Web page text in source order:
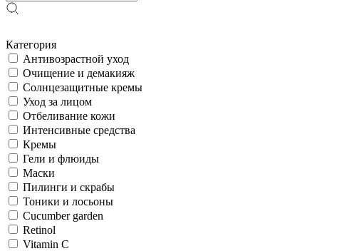
Категория
Антивозрастной уход
Очищение и демакияж
Солнцезащитные кремы
Уход за лицом
Отбеливание кожи
Интенсивные средства
Кремы
Гели и флюиды
Маски
Пилинги и скрабы
Тоники и лосьоны
Cucumber garden
Retinol
Vitamin C